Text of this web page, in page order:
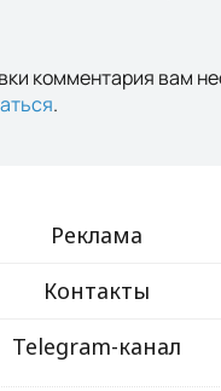
комментария вам
.
Реклама
Контакты
Telegram-канал